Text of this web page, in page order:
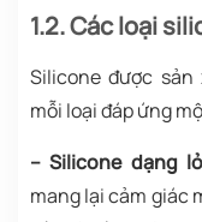
1.2. Các loại
Silicone được
mỗi loại đáp ứng
– Silicone dạng
mang lại cảm giác